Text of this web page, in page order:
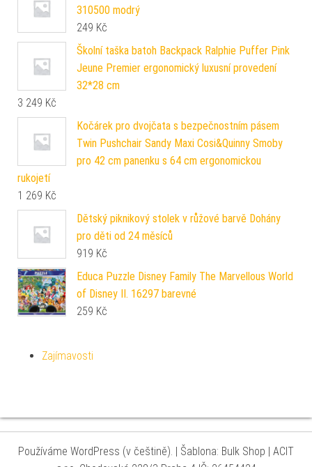
310500 modrý
249 Kč
Školní taška batoh Backpack Ralphie Puffer Pink
Jeune Premier ergonomický luxusní provedení
32*28 cm
3 249 Kč
Kočárek pro dvojčata s bezpečnostním pásem
Twin Pushchair Sandy Maxi Cosi&Quinny Smoby
pro 42 cm panenku s 64 cm ergonomickou
rukojetí
1 269 Kč
Dětský piknikový stolek v růžové barvě Dohány
pro děti od 24 měsíců
919 Kč
Educa Puzzle Disney Family The Marvellous World
of Disney II. 16297 barevné
259 Kč
Zajímavosti
Používáme WordPress (v češtině). | Šablona: Bulk Shop | ACIT